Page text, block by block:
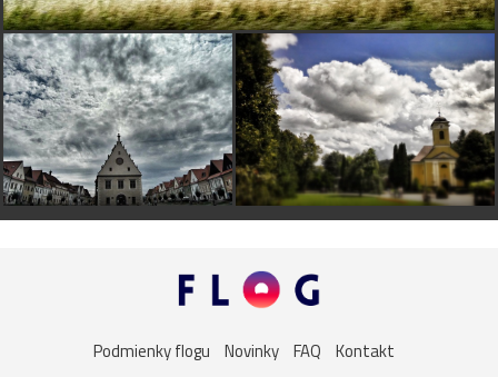
Maaaaampred 17 rokmi
waw
V viva-7pred 17 rokmi
je to moc zaujimave
D druwidespred 17 rokmi
Podarené, zaujímavé.
ruth pred 17 rokmi
pred 17 rokmi
vetrík no teda, toto sa ti ako podarilo poskladať ?
Podmienky flogu
Novinky FAQ Kontakt